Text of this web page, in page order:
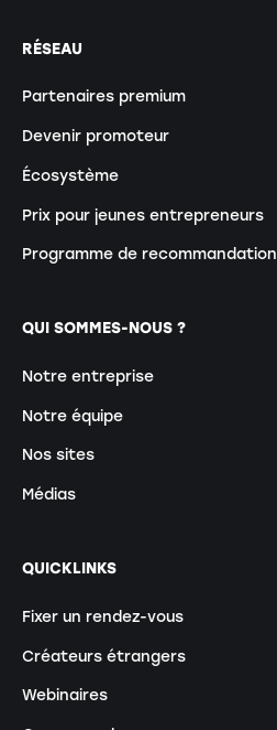
RÉSEAU
Partenaires premium
Devenir promoteur
Écosystème
Prix pour jeunes entrepreneurs
Programme de recommandation
QUI SOMMES-NOUS ?
Notre entreprise
Notre équipe
Nos sites
Médias
QUICKLINKS
Fixer un rendez-vous
Créateurs étrangers
Webinaires